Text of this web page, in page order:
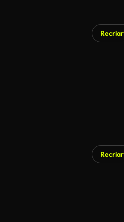
Recriar
Recriar